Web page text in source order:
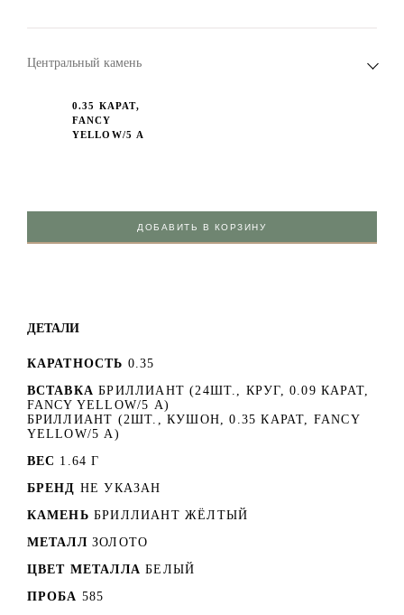
Центральный камень
0.35 КАРАТ,
FANCY
YELLOW/5 А
ДОБАВИТЬ В КОРЗИНУ
ДЕТАЛИ
КАРАТНОСТЬ 0.35
ВСТАВКА БРИЛЛИАНТ (24ШТ., КРУГ, 0.09 КАРАТ,
FANCY YELLOW/5 А)
БРИЛЛИАНТ (2ШТ., КУШОН, 0.35 КАРАТ, FANCY
YELLOW/5 А)
ВЕС 1.64 Г
БРЕНД НЕ УКАЗАН
КАМЕНЬ БРИЛЛИАНТ ЖЁЛТЫЙ
МЕТАЛЛ ЗОЛОТО
ЦВЕТ МЕТАЛЛА БЕЛЫЙ
ПРОБА 585